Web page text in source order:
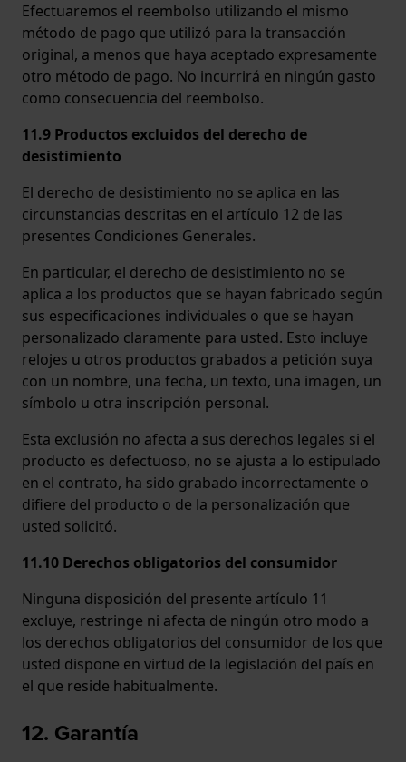
Efectuaremos el reembolso utilizando el mismo
método de pago que utilizó para la transacción
original, a menos que haya aceptado expresamente
otro método de pago. No incurrirá en ningún gasto
como consecuencia del reembolso.
11.9 Productos excluidos del derecho de
desistimiento
El derecho de desistimiento no se aplica en las
circunstancias descritas en el artículo 12 de las
presentes Condiciones Generales.
En particular, el derecho de desistimiento no se
aplica a los productos que se hayan fabricado según
sus especificaciones individuales o que se hayan
personalizado claramente para usted. Esto incluye
relojes u otros productos grabados a petición suya
con un nombre, una fecha, un texto, una imagen, un
símbolo u otra inscripción personal.
Esta exclusión no afecta a sus derechos legales si el
producto es defectuoso, no se ajusta a lo estipulado
en el contrato, ha sido grabado incorrectamente o
difiere del producto o de la personalización que
usted solicitó.
11.10 Derechos obligatorios del consumidor
Ninguna disposición del presente artículo 11
excluye, restringe ni afecta de ningún otro modo a
los derechos obligatorios del consumidor de los que
usted dispone en virtud de la legislación del país en
el que reside habitualmente.
12. Garantía